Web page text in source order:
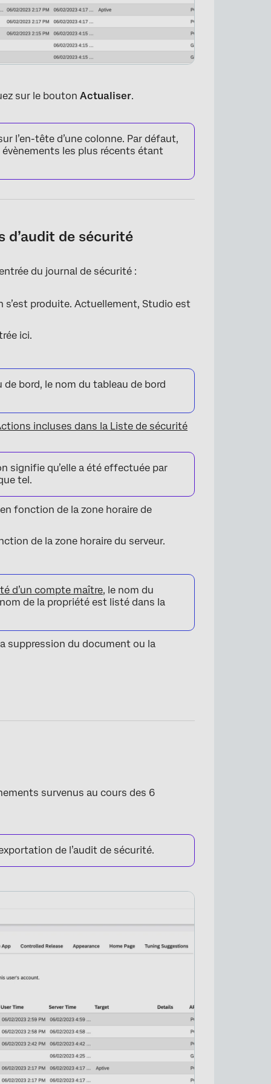
sur le boutonActualiser.
l’en-tête d’une colonne. Par défaut,
évènements les plus récents étant
d’audit de sécurité
du journal de sécurité :
s’est produite. Actuellement, Studio est
ici.
bord, le nom du tableau de bord
incluses dans la Liste de sécurité
signifie qu’elle a été effectuée par
tel.
fonction de la zone horaire de
de la zone horaire du serveur.
d’un compte maître, le nom du
de la propriété est listé dans la
suppression du document ou la
survenus au cours des 6
de l’audit de sécurité.